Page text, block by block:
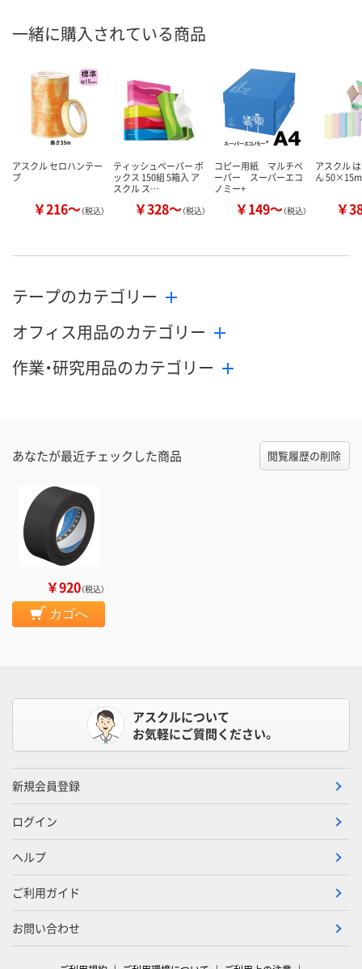
8月9日（日）
カゴへ
現在ご注文いただけ
ません
カ
一緒に購入されている商品
アスクル セロハンテー
プ
￥216～（税込）
ティッシュペーパー ボ
ックス 150組 5箱入 ア
スクル ス…
￥328～（税込）
コピー用紙 マルチペ
ーパー スーパーエコ
ノミー+
￥149～（税込）
アスクル
ん
￥
テープのカテゴリー
オフィス用品のカテゴリー
作業・研究用品のカテゴリー
あなたが最近チェックした商品 閲覧履歴の削除
￥920（税込）
カゴへ
アスクルについて
お気軽にご質問ください。
新規会員登録
ログイン
ヘルプ
ご利用ガイド
お問い合わせ